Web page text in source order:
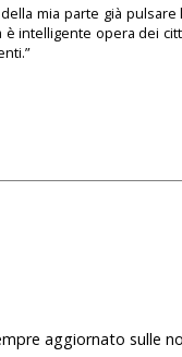
mia parte già pulsare
intelligente opera dei
aggiornato sulle